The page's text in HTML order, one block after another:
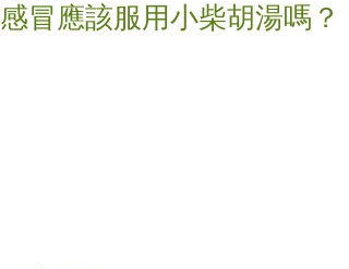
感冒應該服用小柴胡湯嗎？